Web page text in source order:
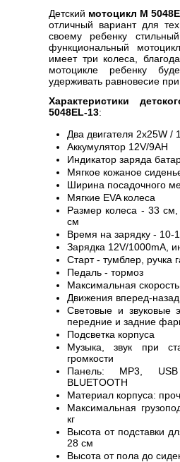
Детский мотоцикл M
отличный вариант для
своему ребенку
функциональный
имеет три колеса,
мотоцикле ребенку
удерживать равновесие при
Характеристики
5048EL-13:
Два двигателя 2х25W /
Аккумулятор 12V/9AH
Индикатор заряда
Мягкое кожаное
Ширина посадочного
Мягкие EVA колеса
Размер колеса - 33
см
Время на зарядку - 10-
Зарядка 12V/1000mA,
Старт - тумблер, ручка
Педаль - тормоз
Максимальная
Движения вперед-
Световые и звуковые
передние и задние
Подсветка корпуса
Музыка, звук при
громкости
Панель: MP3,
BLUETOOTH
Материал корпуса:
Максимальная
кг
Высота от подставки
28 см
Высота от пола до